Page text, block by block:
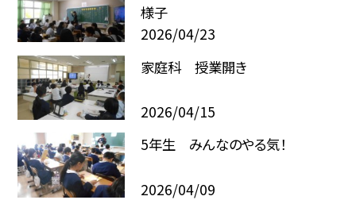
様子
2026/04/23
家庭科 授業開き
2026/04/15
5年生 みんなのやる気！
2026/04/09